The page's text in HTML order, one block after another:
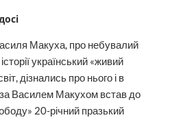
Макуха, про небувалий
український «живий
дізнались про нього і в
Василем Макухом встав до
20-річний празький